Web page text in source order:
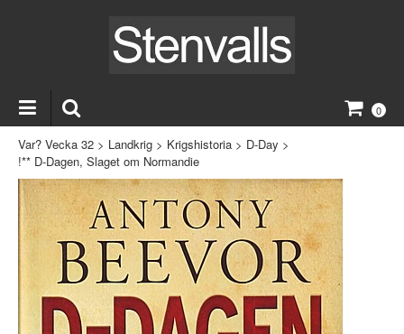
0
Var? Vecka 32 > Landkrig > Krigshistoria > D-Day >
!** D-Dagen, Slaget om Normandie